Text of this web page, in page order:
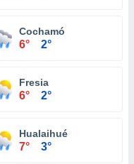
Cochamó
6° 2°
Fresia
6° 2°
Hualaihué
7° 3°